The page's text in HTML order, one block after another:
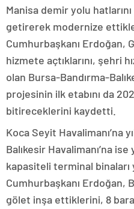
Manisa demir yolu
getirerek modernize
Cumhurbaşkanı Erdoğan,
hizmete açtıklarını, şehri
olan Bursa-Bandırma-
projesinin ilk etabını da
bitireceklerini kaydetti.
Koca Seyit Havalimanı’na
Balıkesir Havalimanı’na ise
kapasiteli terminal binaları
Cumhurbaşkanı Erdoğan,
gölet inşa ettiklerini, 8